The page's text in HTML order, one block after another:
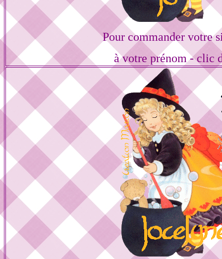
Pour commander votre
à votre prénom - clic